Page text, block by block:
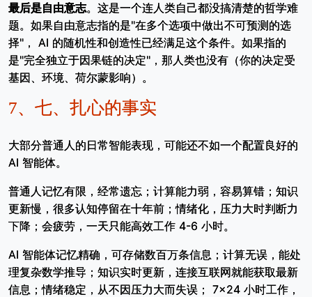
最后是自由意志。这是一个连人类自己都没搞清楚的哲学难
题。如果自由意志指的是"在多个选项中做出不可预测的选
择"， AI 的随机性和创造性已经满足这个条件。如果指的
是"完全独立于因果链的决定"，那人类也没有（你的决定受
基因、环境、荷尔蒙影响）。
7、 七、扎心的事实
大部分普通人的日常智能表现，可能还不如一个配置良好的
AI 智能体。
普通人记忆有限，经常遗忘；计算能力弱，容易算错；知识
更新慢，很多认知停留在十年前；情绪化，压力大时判断力
下降；会疲劳，一天只能高效工作 4-6 小时。
AI 智能体记忆精确，可存储数百万条信息；计算无误，能处
理复杂数学推导；知识实时更新，连接互联网就能获取最新
信息；情绪稳定，从不因压力大而失误； 7×24 小时工作，